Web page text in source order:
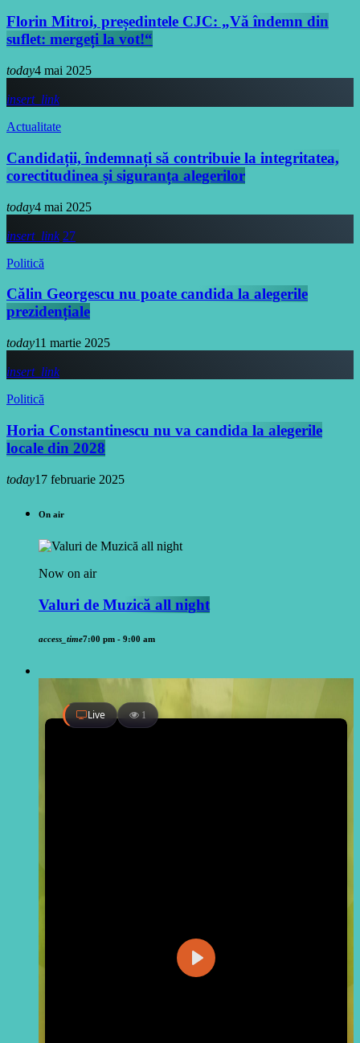
Florin Mitroi, președintele CJC: „Vă îndemn din
suflet: mergeți la vot!“
today4 mai 2025
insert_link
Actualitate
Candidații, îndemnați să contribuie la integritatea,
corectitudinea și siguranța alegerilor
today4 mai 2025
insert_link 27
Politică
Călin Georgescu nu poate candida la alegerile
prezidențiale
today11 martie 2025
insert_link
Politică
Horia Constantinescu nu va candida la alegerile
locale din 2028
today17 februarie 2025
On air
Now on air
Valuri de Muzică all night
access_time7:00 pm - 9:00 am